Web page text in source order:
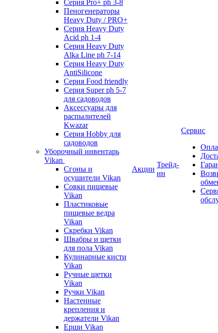
Серия Pro+ ph 3-8
Пеногенераторы
Heavy Duty / PRO+
Серия Heavy Duty
Acid ph 1-4
Серия Heavy Duty
Alka Line ph 7-14
Серия Heavy Duty
AntiSilicone
Серия Food friendly
Серия Super ph 5-7
для садоводов
Аксессуары для
распылителей
Kwazar
Серия Hobby для
садоводов
Уборочный инвентарь
Vikan
Сгоны и
осушители Vikan
Совки пищевые
Vikan
Пластиковые
пищевые ведра
Vikan
Скребки Vikan
Швабры и щетки
для пола Vikan
Кулинарные кисти
Vikan
Ручные щетки
Vikan
Ручки Vikan
Настенные
крепления и
держатели Vikan
Ерши Vikan
Акции
Трейд-
ин
Сервис